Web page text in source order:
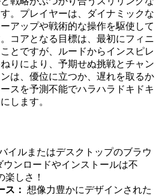
。プレイヤーは、ダイナミックな
アップや戦術的な操作を駆使して
コアとなる目標は、最初にフィニ
とですが、ルードからインスピレ
りにより、予期せぬ挑戦とチャン
は、優位に立つか、遅れを取るか
スを予測不能でハラハラドキドキ
します。
イルまたはデスクトップのブラウ
ウンロードやインストールは不
楽しさ！
ス： 想像力豊かにデザインされた